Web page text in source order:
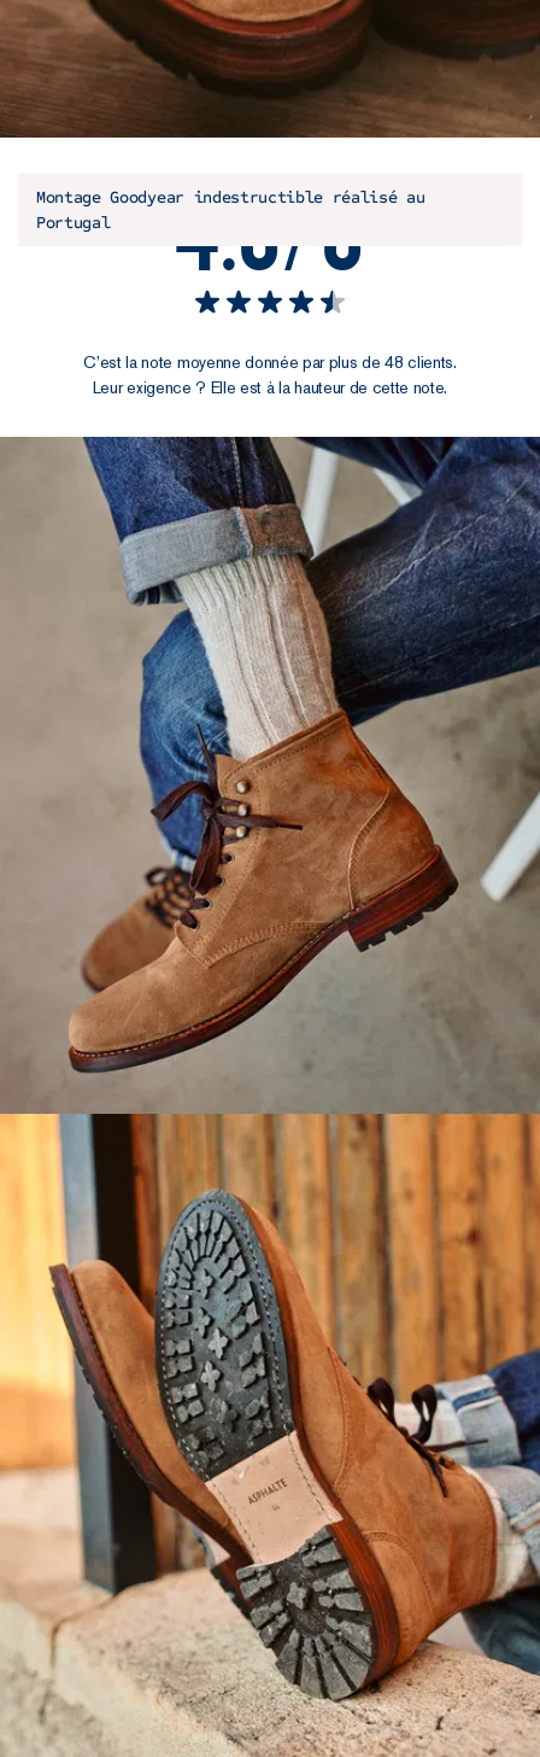
Montage Goodyear indestructible réalisé au
Portugal
4.5/5
C’est la note moyenne donnée par plus de 48 clients.
Leur exigence ? Elle est à la hauteur de cette note.